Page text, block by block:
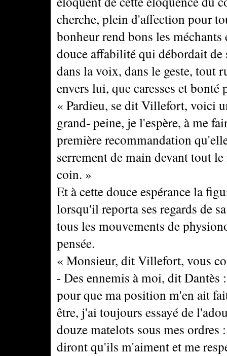
cherche, plein d'affection pour
bonheur rend bons les
douce affabilité qui débordait de
dans la voix, dans le geste, tout
envers lui, que caresses et
« Pardieu, se dit Villefort, voici
grand- peine, je l'espère, à me
première recommandation
serrement de main devant tout
coin. »
Et à cette douce espérance la
lorsqu'il reporta ses regards de
tous les mouvements de
pensée.
« Monsieur, dit Villefort, vous
- Des ennemis à moi, dit
pour que ma position m'en ait
être, j'ai toujours essayé de
douze matelots sous mes
diront qu'ils m'aiment et me